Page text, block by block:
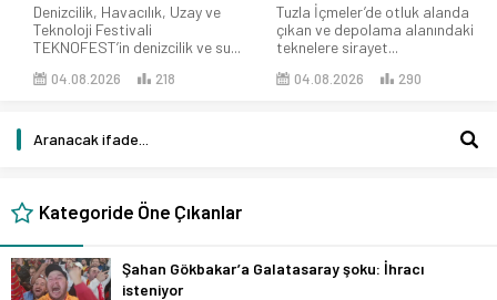
Denizcilik, Havacılık, Uzay ve
Teknoloji Festivali
TEKNOFEST’in denizcilik ve su...
04.08.2026 218
Tuzla İçmeler’de otluk alanda
çıkan ve depolama alanındaki
teknelere sirayet...
04.08.2026 290
Kategoride Öne Çıkanlar
Şahan Gökbakar’a Galatasaray şoku: İhracı
isteniyor